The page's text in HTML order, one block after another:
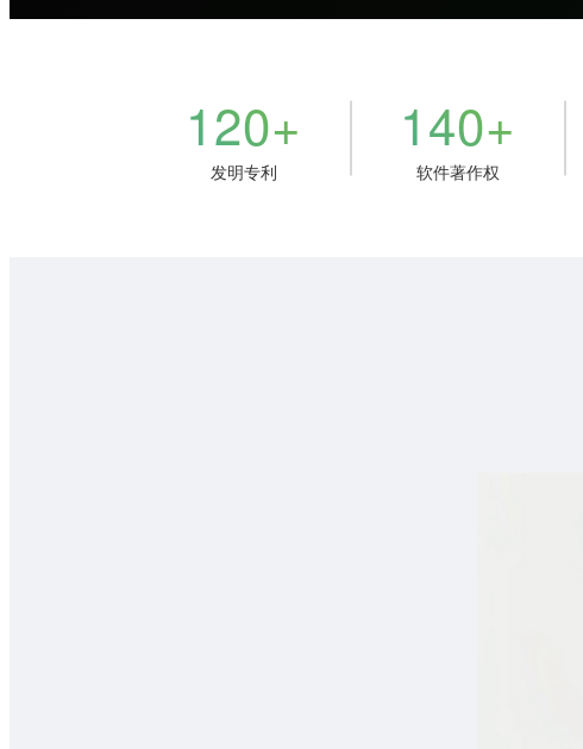
120+
发明专利
140+
软件著作权